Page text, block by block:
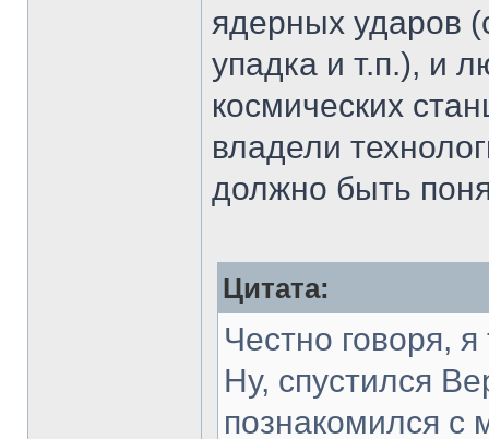
ядерных ударов
упадка и т.п.), и
космических
владели
должно быть
Цитата:
Честно говоря,
Ну, спустился
познакомился с